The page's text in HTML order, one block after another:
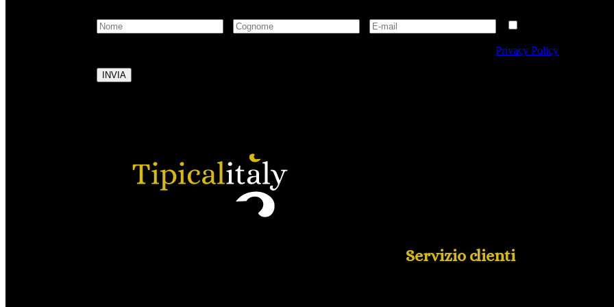
Privacy Policydi
INVIA
Servizio clienti